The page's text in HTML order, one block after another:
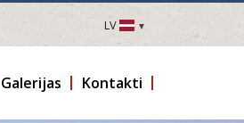
LV
LV
Galerijas Kontakti